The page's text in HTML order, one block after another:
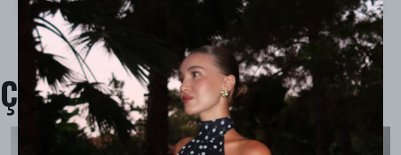
Çok Satanlar